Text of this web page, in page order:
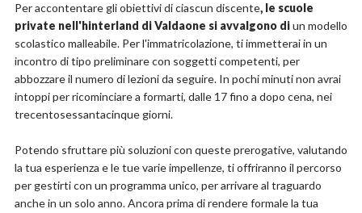
Per accontentare gli obiettivi di ciascun discente, le scuole
private nell'hinterland di Valdaone si avvalgono diun modello
scolastico malleabile. Per l'immatricolazione, ti immetterai in un
incontro di tipo preliminare con soggetti competenti, per
abbozzare il numero di lezioni da seguire. In pochi minuti non avrai
intoppi per ricominciare a formarti, dalle 17 fino a dopo cena, nei
trecentosessantacinque giorni.
Potendo sfruttare più soluzioni con queste prerogative, valutando
la tua esperienza e le tue varie impellenze, ti offriranno il percorso
per gestirti con un programma unico, per arrivare al traguardo
anche in un solo anno. Ancora prima di rendere formale la tua